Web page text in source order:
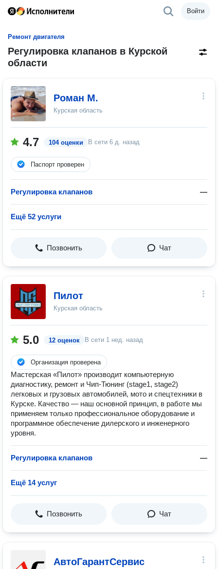
Войти
Ремонт двигателя
Регулировка клапанов в Курской
области
Роман М.
Курская область
4.7 104 оценки В сети 6 д. назад
Паспорт проверен
Регулировка клапанов —
Ещё 52 услуги
Позвонить Чат
Пилот
Курская область
5.0 12 оценок В сети 1 нед. назад
Организация проверена
Мастерская «Пилот» производит компьютерную
диагностику, ремонт и Чип-Тюнинг (stage1, stage2)
легковых и грузовых автомобилей, мото и спецтехники в
Курске. Качество — наш основной принцип, в работе мы
применяем только профессиональное оборудование и
программное обеспечение дилерского и инженерного
уровня.
Регулировка клапанов —
Ещё 14 услуг
Позвонить Чат
АвтоГарантСервис